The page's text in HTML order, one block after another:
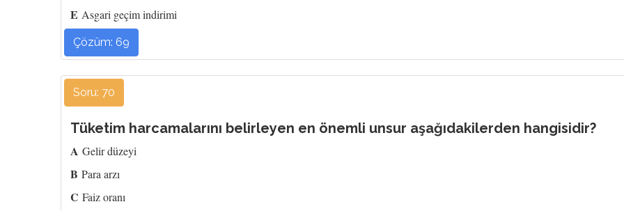
E Asgari geçim indirimi
Çözüm: 69
Soru: 70
Tüketim harcamalarını belirleyen en önemli unsur aşağıdakilerden hangisidir?
A Gelir düzeyi
B Para arzı
C Faiz oranı